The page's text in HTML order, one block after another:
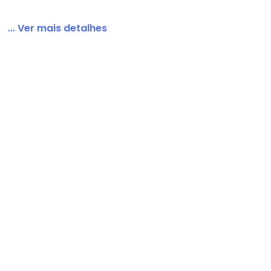
Bege
... Ver mais detalhes